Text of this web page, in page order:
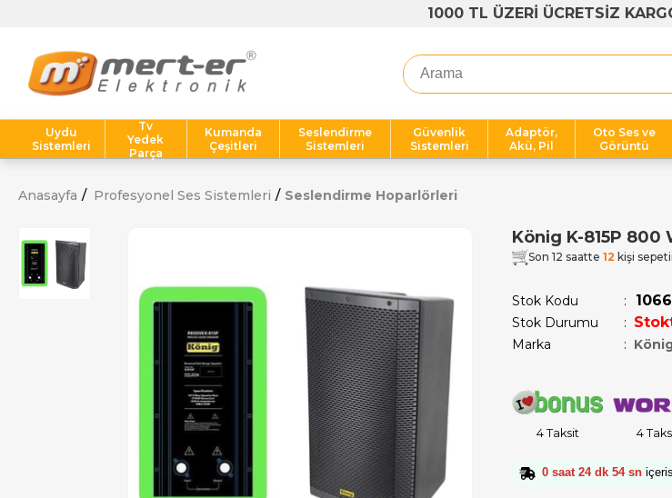
1000 TL ÜZERİ ÜCRETSİZ
Uydu
Sistemleri
Tv
Yedek
Parça
Kumanda
Çeşitleri
Seslendirme
Sistemleri
Güvenlik
Sistemleri
Adaptör,
Akü, Pil
Oto Ses ve
Görüntü
Anasayfa Profesyonel Ses Sistemleri Seslendirme Hoparlörleri
König K-815P 800
Son 12 saatte 12 kişi
Stok Kodu
Stok Durumu :
Marka :
4 Taksit 4
0 saat 24 dk 53 sn